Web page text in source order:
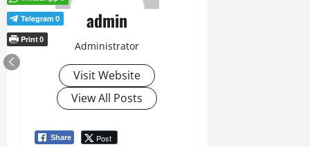
admin
Administrator
Visit Website
View All Posts
Share Post
Telegram 0
Print0